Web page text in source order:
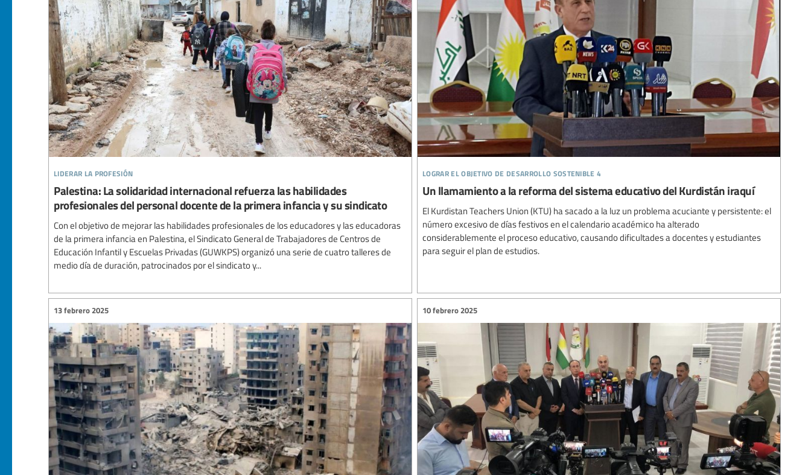
liderar la profesión
Palestina: La solidaridad internacional refuerza las habilidades
profesionales del personal docente de la primera infancia y su sindicato
Con el objetivo de mejorar las habilidades profesionales de los educadores y las educadoras
de la primera infancia en Palestina, el Sindicato General de Trabajadores de Centros de
Educación Infantil y Escuelas Privadas (GUWKPS) organizó una serie de cuatro talleres de
medio día de duración, patrocinados por el sindicato y...
lograr el objetivo de desarrollo sostenible 4
Un llamamiento a la reforma del sistema educativo del Kurdistán iraquí
El Kurdistan Teachers Union (KTU) ha sacado a la luz un problema acuciante y persistente: el
número excesivo de días festivos en el calendario académico ha alterado
considerablemente el proceso educativo, causando dificultades a docentes y estudiantes
para seguir el plan de estudios.
13 febrero 2025 10 febrero 2025